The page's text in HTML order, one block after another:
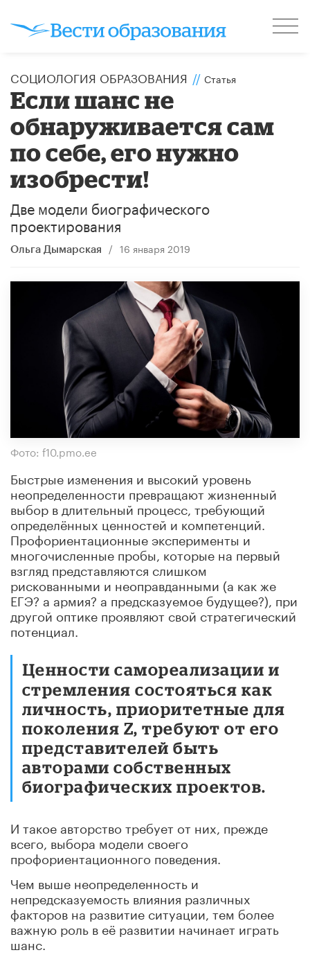
CОЦИОЛОГИЯ ОБРАЗОВАНИЯ // Статья
Если шанс не
обнаруживается сам
по себе, его нужно
изобрести!
Две модели биографического
проектирования
Ольга Дымарская / 16 января 2019
Фото: f10.pmo.ee
Быстрые изменения и высокий уровень
неопределенности превращают жизненный
выбор в длительный процесс, требующий
определённых ценностей и компетенций.
Профориентационные эксперименты и
многочисленные пробы, которые на первый
взгляд представляются слишком
рискованными и неоправданными (а как же
ЕГЭ? а армия? а предсказуемое будущее?), при
другой оптике проявляют свой стратегический
потенциал.
Ценности самореализации и
стремления состояться как
личность, приоритетные для
поколения Z, требуют от его
представителей быть
авторами собственных
биографических проектов.
И такое авторство требует от них, прежде
всего, выбора модели своего
профориентационного поведения.
Чем выше неопределенность и
непредсказуемость влияния различных
факторов на развитие ситуации, тем более
важную роль в её развитии начинает играть
шанс.